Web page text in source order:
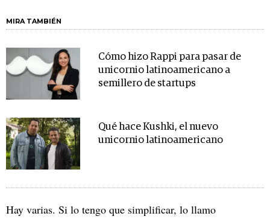
MIRA TAMBIÉN
Cómo hizo Rappi para pasar de
unicornio latinoamericano a
semillero de startups
Qué hace Kushki, el nuevo
unicornio latinoamericano
Hay varias. Si lo tengo que simplificar, lo llamo